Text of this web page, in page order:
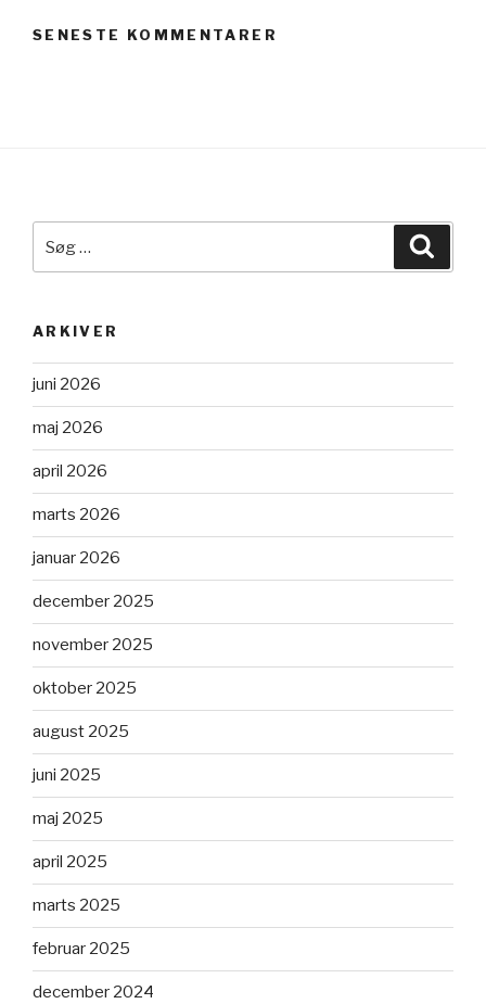
SENESTE KOMMENTARER
efter:
ARKIVER
juni 2026
maj 2026
april 2026
marts 2026
januar 2026
december 2025
november 2025
oktober 2025
august 2025
juni 2025
maj 2025
april 2025
marts 2025
februar 2025
december 2024